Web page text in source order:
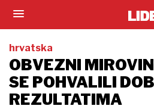
hrvatska
OBVEZNI
SE POHVALILI
REZULTATIMA